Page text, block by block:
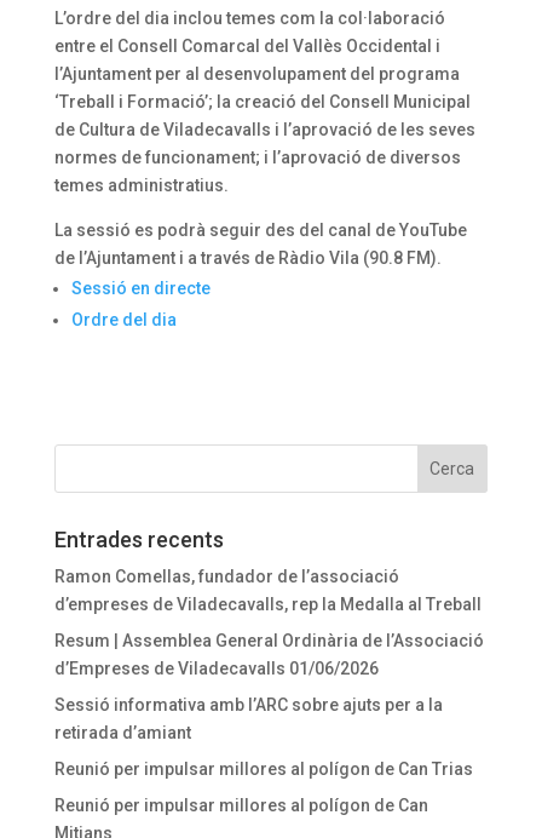
L’ordre del dia inclou temes com la col·laboració
entre el Consell Comarcal del Vallès Occidental i
l’Ajuntament per al desenvolupament del programa
‘Treball i Formació’; la creació del Consell Municipal
de Cultura de Viladecavalls i l’aprovació de les seves
normes de funcionament; i l’aprovació de diversos
temes administratius.
La sessió es podrà seguir des del canal de YouTube
de l’Ajuntament i a través de Ràdio Vila (90.8 FM).
Sessió en directe
Ordre del dia
Entrades recents
Ramon Comellas, fundador de l’associació
d’empreses de Viladecavalls, rep la Medalla al Treball
Resum | Assemblea General Ordinària de l’Associació
d’Empreses de Viladecavalls 01/06/2026
Sessió informativa amb l’ARC sobre ajuts per a la
retirada d’amiant
Reunió per impulsar millores al polígon de Can Trias
Reunió per impulsar millores al polígon de Can
Mitjans